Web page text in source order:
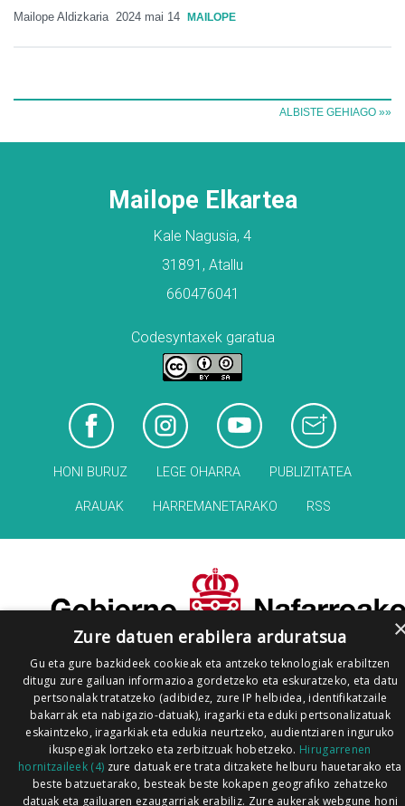
Mailope Aldizkaria 2024 mai 14 MAILOPE
ALBISTE GEHIAGO »»
Mailope Elkartea
Kale Nagusia, 4
31891, Atallu
660476041
Codesyntaxek garatua
HONI BURUZ LEGE OHARRA PUBLIZITATEA
ARAUAK HARREMANETARAKO RSS
Zure datuen erabilera arduratsua
Gu eta gure bazkideek cookieak eta antzeko teknologiak erabiltzen
ditugu zure gailuan informazioa gordetzeko eta eskuratzeko, eta datu
pertsonalak tratatzeko (adibidez, zure IP helbidea, identifikatzaile
bakarrak eta nabigazio-datuak), iragarki eta eduki pertsonalizatuak
eskaintzeko, iragarkiak eta edukia neurtzeko, audientziaren inguruko
ikuspegiak lortzeko eta zerbitzuak hobetzeko. Hirugarrenen
hornitzaileek (4) zure datuak ere trata ditzakete helburu hauetarako eta
beste batzuetarako, besteak beste kokapen geografiko zehatzeko
datuak eta gailuaren ezaugarriak erabiliz. Zure aukerak webgune honi